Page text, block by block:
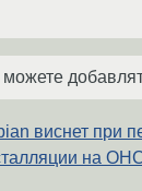
виснет при
на